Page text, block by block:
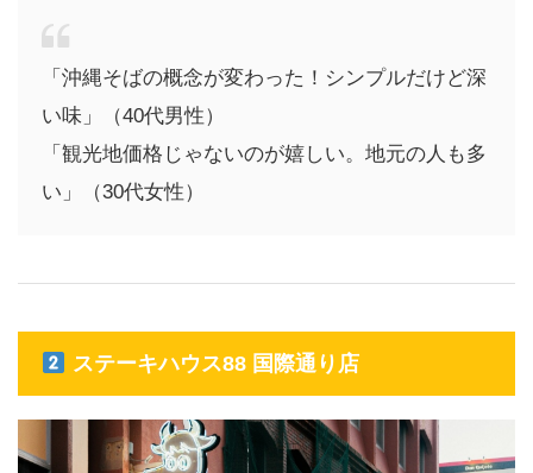
「沖縄そばの概念が変わった！シンプルだけど深
い味」（40代男性）
「観光地価格じゃないのが嬉しい。地元の人も多
い」（30代女性）
ステーキハウス88 国際通り店